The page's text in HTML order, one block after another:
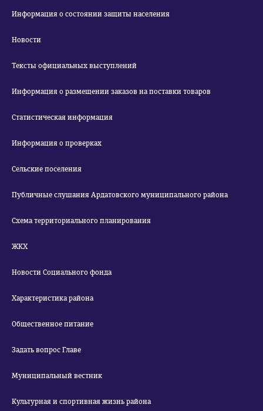
Информация о состоянии защиты населения
Новости
Тексты официальных выступлений
Информация о размещении заказов на поставки товаров
Статистическая информация
Информация о проверках
Сельские поселения
Публичные слушания Ардатовского муниципального района
Схема территориального планирования
ЖКХ
Новости Социального фонда
Характеристика района
Общественное питание
Задать вопрос Главе
Муниципальный вестник
Культурная и спортивная жизнь района